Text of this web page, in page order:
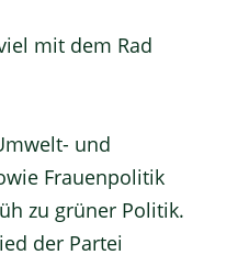
mit dem Rad
und
Frauenpolitik
zu grüner Politik.
der Partei